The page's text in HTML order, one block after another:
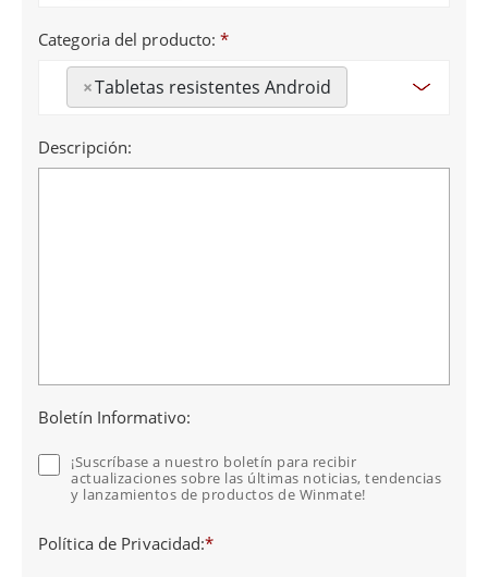
Categoria del producto:*
×Tabletas resistentes Android
Descripción:
Boletín Informativo:
¡Suscríbase a nuestro boletín para recibir
actualizaciones sobre las últimas noticias, tendencias
y lanzamientos de productos de Winmate!
Política de Privacidad:*